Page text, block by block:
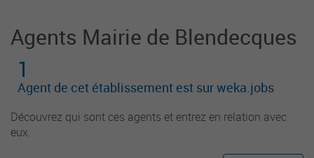
Agents Mairie de Blendecques
1
Agent de cet établissement est sur weka.jobs
Découvrez qui sont ces agents et entrez en relation avec
eux.